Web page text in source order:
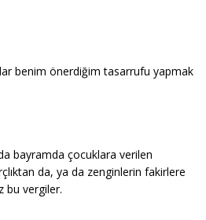
benim önerdiğim tasarrufu yapmak
bayramda çocuklara verilen
da, ya da zenginlerin fakirlere
bu vergiler.